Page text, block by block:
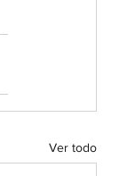
Ver todo